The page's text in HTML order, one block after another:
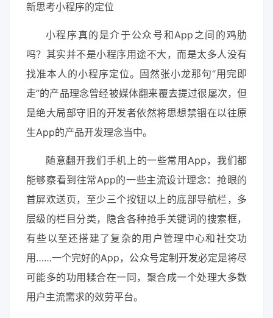
新思考小程序的定位
小程序真的是介于公众号和App之间的鸡肋
吗？其实并不是小程序用途不大，而是太多人没有
找准本人的小程序定位。固然张小龙那句“用完即
走”的产品理念曾经被媒体翻来覆去提过很屡次，但
是绝大局部守旧的开发者依然将思想禁锢在以往原
生App的产品开发理念当中。
随意翻开我们手机上的一些常用App，我们都
能够察看到往常App的一些主流设计理念：抢眼的
首屏欢送页，至少三个按钮以上的底部导航栏，多
层级的栏目分类，隐含各种抢手关键词的搜索框，
有些以至还搭建了复杂的用户管理中心和社交功
用……一个完好的App， 公众号定制开发必定是将尽
可能多的功用糅合在一同，聚合成一个处理大多数
用户主流需求的效劳平台。